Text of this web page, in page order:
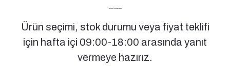
Bizimle İletişime Geçin
Ürün seçimi, stok durumu veya fiyat teklifi
için hafta içi 09:00-18:00 arasında yanıt
vermeye hazırız.